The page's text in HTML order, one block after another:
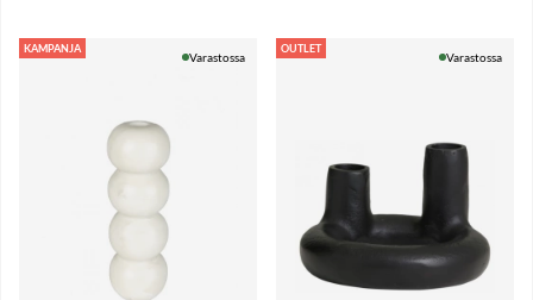
KAMPANJA
Varastossa
OUTLET
Varastossa